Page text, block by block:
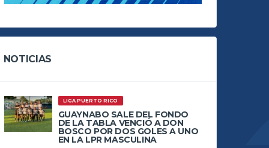
NOTICIAS
LIGA PUERTO RICO
GUAYNABO SALE DEL FONDO
DE LA TABLA VENCIÓ A DON
BOSCO POR DOS GOLES A UNO
EN LA LPR MASCULINA